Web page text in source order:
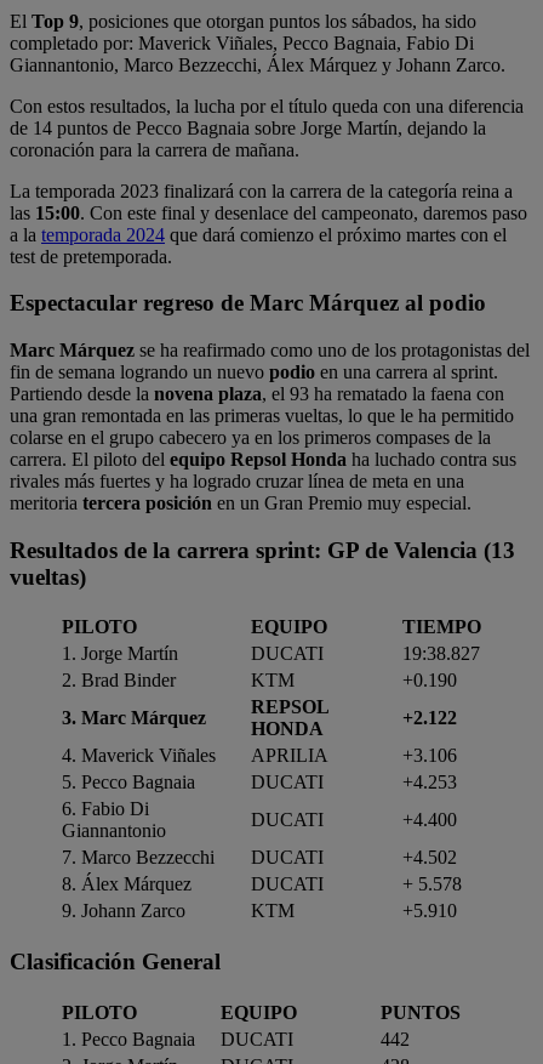
El Top 9, posiciones que otorgan puntos los sábados, ha sido
completado por: Maverick Viñales, Pecco Bagnaia, Fabio Di
Giannantonio, Marco Bezzecchi, Álex Márquez y Johann Zarco.
Con estos resultados, la lucha por el título queda con una diferencia
de 14 puntos de Pecco Bagnaia sobre Jorge Martín, dejando la
coronación para la carrera de mañana.
La temporada 2023 finalizará con la carrera de la categoría reina a
las 15:00. Con este final y desenlace del campeonato, daremos paso
a la temporada 2024 que dará comienzo el próximo martes con el
test de pretemporada.
Espectacular regreso de Marc Márquez al podio
Marc Márquez se ha reafirmado como uno de los protagonistas del
fin de semana logrando un nuevo podio en una carrera al sprint.
Partiendo desde la novena plaza, el 93 ha rematado la faena con
una gran remontada en las primeras vueltas, lo que le ha permitido
colarse en el grupo cabecero ya en los primeros compases de la
carrera. El piloto del equipo Repsol Honda ha luchado contra sus
rivales más fuertes y ha logrado cruzar línea de meta en una
meritoria tercera posición en un Gran Premio muy especial.
Resultados de la carrera sprint: GP de Valencia (13
vueltas)
PILOTO EQUIPO
TIEMPO
1. Jorge Martín
DUCATI
19:38.827
2. Brad Binder
KTM
+0.190
3. Marc Márquez
REPSOL
HONDA
+2.122
4. Maverick Viñales
APRILIA
+3.106
5. Pecco Bagnaia
DUCATI
+4.253
6. Fabio Di
Giannantonio
DUCATI
+4.400
7. Marco Bezzecchi
DUCATI
+4.502
8. Álex Márquez
DUCATI
+ 5.578
9. Johann Zarco
KTM +5.910
Clasificación General
PILOTO EQUIPO
PUNTOS
1. Pecco Bagnaia
DUCATI
442